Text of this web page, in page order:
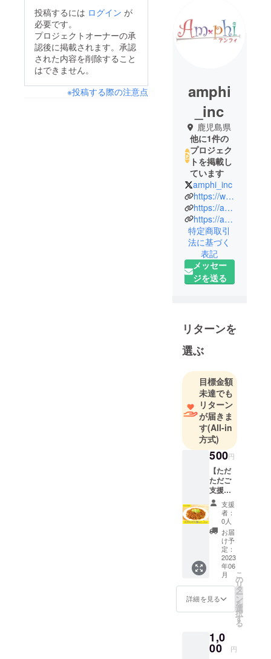
投稿するには ログイン が
必要です。
プロジェクトオーナーの承
認後に掲載されます。承認
された内容を削除すること
はできません。
※投稿する際の注意点
amphi
_inc
鹿児島県
他に1件の
プロジェク
トを掲載し
ています
amphi_inc
https://www.amphi-inc.com
https://adam.jp/stores/amphi_inc_NFT
https://amphi.booth.pm/
特定商取引
法に基づく
表記
メッセー
ジを送る
リターンを
選ぶ
目標金額
未達でも
リターン
が届きま
す(All-in
方式)
500円
【ただ
ただご
支援し
ていた
だける
方向け
m(_
_)m】
レシピ
を5品分
メール
でお送
りいた
しま
す。 ・
ジャー
麺 ・ね
ぎ塩蒸
し鶏 ・
支援
者：
0人
お届
け予
定：
2023
年06
月
詳細を見る
こ
の
リ
タ
ー
ン
を
選
択
す
る
1,0
00 円